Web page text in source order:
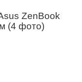
ZenBook
(4 фото)